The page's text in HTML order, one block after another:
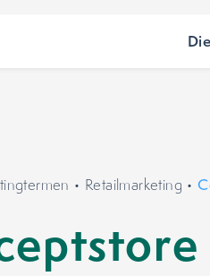
• Retailmarketing •